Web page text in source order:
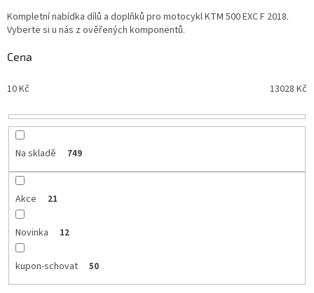
Kompletní nabídka dílů a doplňků pro motocykl KTM 500 EXC F 2018.
Vyberte si u nás z ověřených komponentů.
Cena
10Kč 13028 Kč
Na skladě 749
Akce 21
Novinka 12
kupon-schovat 50